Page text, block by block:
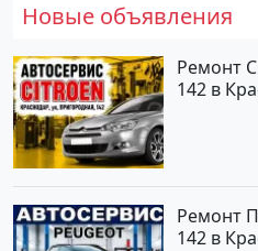
Новые объявления
Ремонт
142 в
Ремонт
142 в